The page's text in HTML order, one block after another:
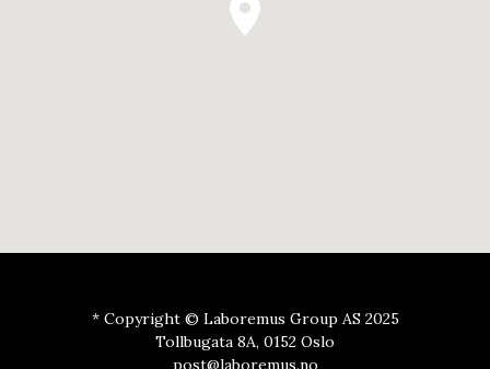
* Copyright © Laboremus Group AS 2025
Tollbugata 8A, 0152 Oslo
post@laboremus.no